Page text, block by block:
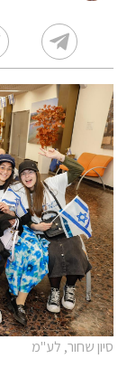
סיון שחור, לע"מ